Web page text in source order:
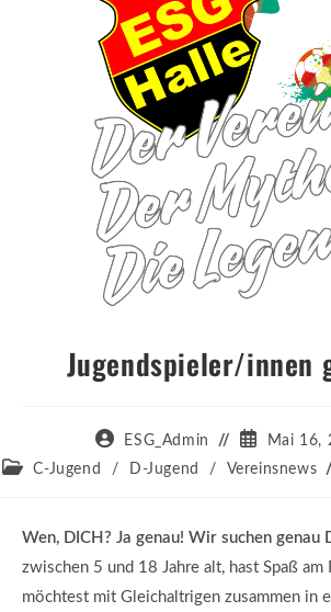
Jugendspieler/innen
ESG_Admin
Mai 16,
C-Jugend
/ D-Jugend / Vereinsnews
Wen, DICH? Ja genau! Wir suchen genau
zwischen 5 und 18 Jahre alt, hast Spaß am
möchtest mit Gleichaltrigen zusammen in